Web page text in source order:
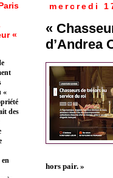
mercredi
«
d’Andrea
hors pair. »
«
«
des
en